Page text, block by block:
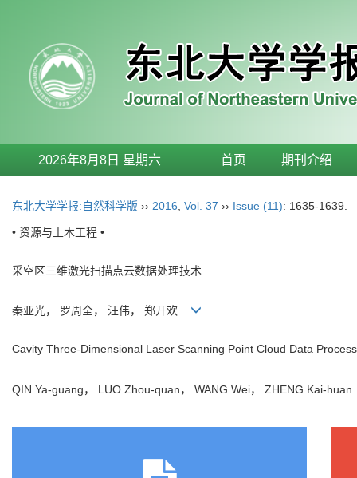
2026年8月8日 星期六 首页 期刊介绍
东北大学学报:自然科学版 ›› 2016 Vol. 37 ›› Issue (11): 1635-1639.
• 资源与土木工程 •
采空区三维激光扫描点云数据处理技术
秦亚光， 罗周全， 汪伟， 郑开欢
Cavity Three-Dimensional Laser Scanning Point Cloud Data
QIN Ya-guang， LUO Zhou-quan， WANG Wei， ZHENG Kai-